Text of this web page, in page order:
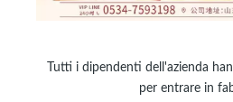
Tutti i dipendenti dell'azienda
per entrare in